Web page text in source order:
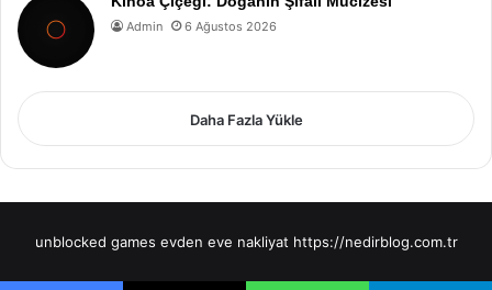
Admin 6 Ağustos 2026
Daha Fazla Yükle
unblocked games evden eve nakliyat https://nedirblog.com.tr